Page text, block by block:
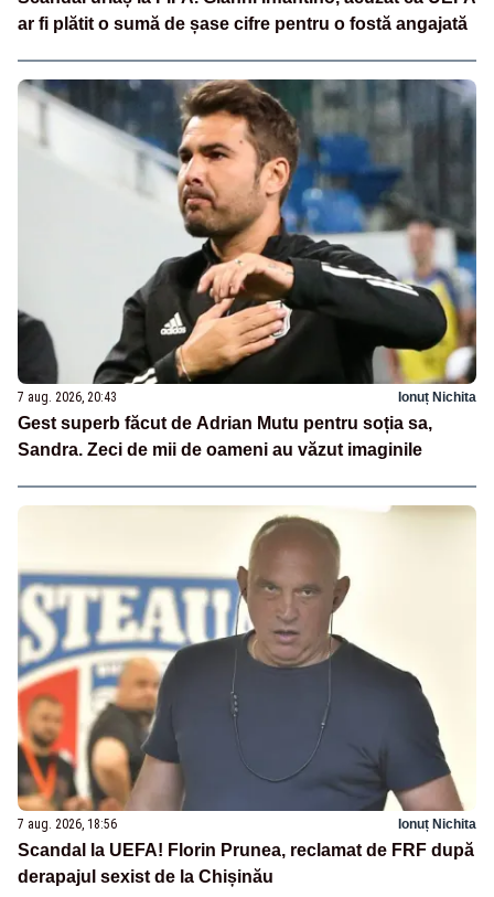
ar fi plătit o sumă de șase cifre pentru o fostă angajată
7 aug. 2026, 20:43 Ionuț Nichita
Gest superb făcut de Adrian Mutu pentru soția sa,
Sandra. Zeci de mii de oameni au văzut imaginile
7 aug. 2026, 18:56 Ionuț Nichita
Scandal la UEFA! Florin Prunea, reclamat de FRF după
derapajul sexist de la Chișinău